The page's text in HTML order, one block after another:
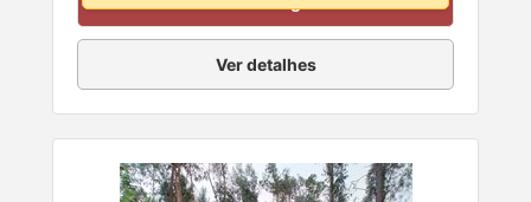
Ver detalhes